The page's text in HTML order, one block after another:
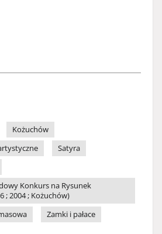
Kożuchów
Satyra
Konkurs na Rysunek
; 2004 ; Kożuchów)
Zamki i pałace